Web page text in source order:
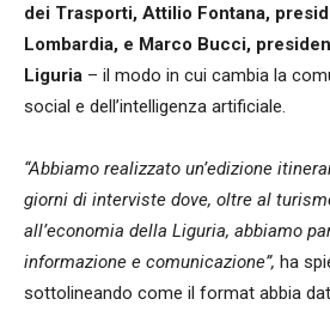
dei Trasporti, Attilio Fontana,
Lombardia, e Marco Bucci,
Liguria – il modo in cui cambia la
social e dell’intelligenza artificiale.
“Abbiamo realizzato un’edizione
giorni di interviste dove, oltre al
all’economia della Liguria, abbiamo
informazione e comunicazione”, ha
sottolineando come il format abbia